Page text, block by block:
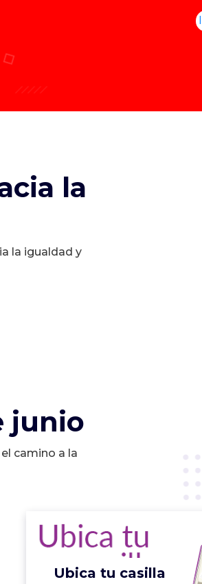
la
la igualdad y
junio
camino a la
Ubica tu casilla